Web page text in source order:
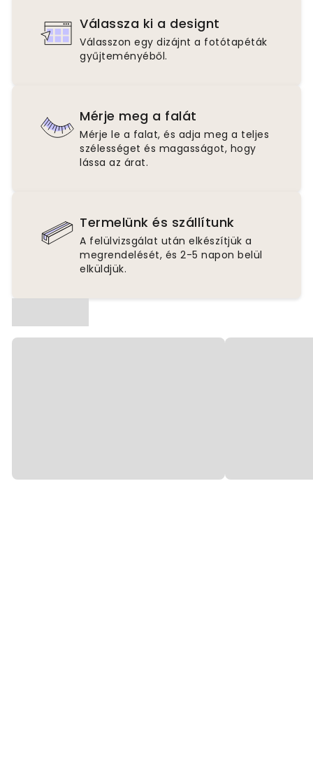
Válassza ki a designt
Válasszon egy dizájnt a fotótapéták
gyűjteményéből.
Mérje meg a falát
Mérje le a falat, és adja meg a teljes
szélességet és magasságot, hogy
lássa az árat.
Termelünk és szállítunk
A felülvizsgálat után elkészítjük a
megrendelését, és 2-5 napon belül
elküldjük.